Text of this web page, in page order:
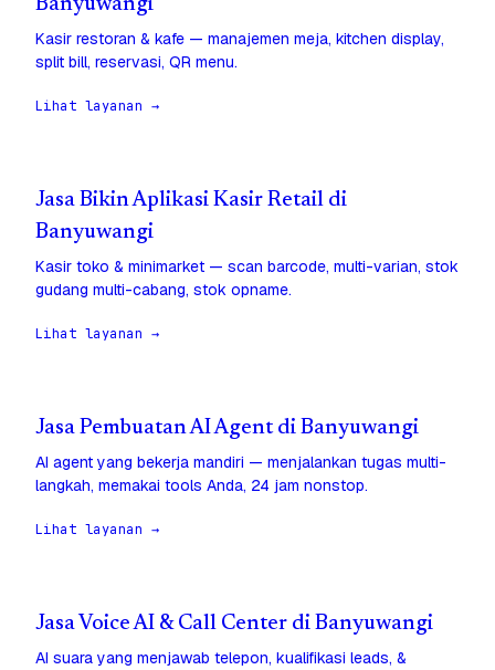
Banyuwangi
Kasir restoran & kafe — manajemen meja, kitchen display,
split bill, reservasi, QR menu.
Lihat layanan →
Jasa Bikin Aplikasi Kasir Retail di
Banyuwangi
Kasir toko & minimarket — scan barcode, multi-varian, stok
gudang multi-cabang, stok opname.
Lihat layanan →
Jasa Pembuatan AI Agent di Banyuwangi
AI agent yang bekerja mandiri — menjalankan tugas multi-
langkah, memakai tools Anda, 24 jam nonstop.
Lihat layanan →
Jasa Voice AI & Call Center di Banyuwangi
AI suara yang menjawab telepon, kualifikasi leads, &